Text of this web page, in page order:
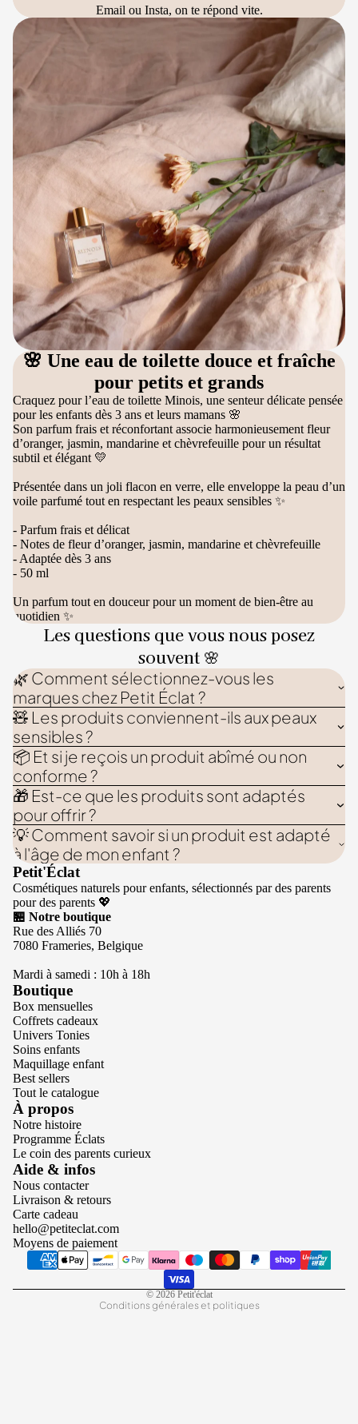
Email ou Insta, on te répond vite.
🌸 Une eau de toilette douce et fraîche
pour petits et grands
Craquez pour l’eau de toilette Minois, une senteur délicate pensée
pour les enfants dès 3 ans et leurs mamans 🌸
Son parfum frais et réconfortant associe harmonieusement fleur
d’oranger, jasmin, mandarine et chèvrefeuille pour un résultat
subtil et élégant 💛
Présentée dans un joli flacon en verre, elle enveloppe la peau d’un
voile parfumé tout en respectant les peaux sensibles ✨
- Parfum frais et délicat
- Notes de fleur d’oranger, jasmin, mandarine et chèvrefeuille
- Adaptée dès 3 ans
- 50 ml
Un parfum tout en douceur pour un moment de bien-être au
quotidien ✨
Les questions que vous nous posez
souvent 🌸
🌿 Comment sélectionnez-vous les
marques chez Petit Éclat ?
🧸 Les produits conviennent-ils aux peaux
sensibles ?
📦 Et si je reçois un produit abîmé ou non
conforme ?
🎁 Est-ce que les produits sont adaptés
pour offrir ?
💡 Comment savoir si un produit est adapté
à l'âge de mon enfant ?
Petit'Éclat
Cosmétiques naturels pour enfants, sélectionnés par des parents
pour des parents 💖
🏪 Notre boutique
Rue des Alliés 70
7080 Frameries, Belgique
Mardi à samedi : 10h à 18h
Boutique
Box mensuelles
Coffrets cadeaux
Univers Tonies
Soins enfants
Maquillage enfant
Best sellers
Tout le catalogue
À propos
Notre histoire
Programme Éclats
Le coin des parents curieux
Aide & infos
Nous contacter
Livraison & retours
Carte cadeau
hello@petiteclat.com
Moyens de paiement
© 2026 Petit'éclat
Conditions générales et politiques
Politique de confidentialité
Conditions d’utilisation
Politique de remboursement
Politique d’expédition
Mentions légales